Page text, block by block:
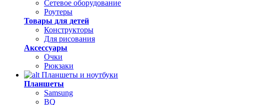
Сетевое оборудование
Роутеры
Товары для детей
Конструкторы
Для рисования
Аксессуары
Очки
Рюкзаки
Планшеты и ноутбуки
Планшеты
Samsung
BQ